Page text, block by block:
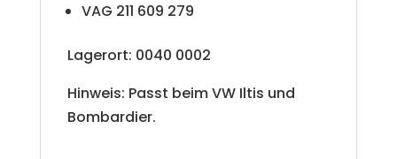
VAG 211 609 279
Lagerort: 0040 0002
Hinweis: Passt beim VW Iltis und
Bombardier.